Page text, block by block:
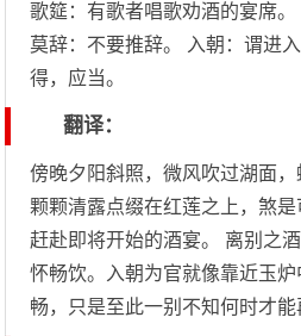
歌筵：有歌者唱歌劝酒的宴席。
莫辞：不要推辞。 入朝：谓进
得，应当。
翻译：
傍晚夕阳斜照，微风吹过湖面，
颗颗清露点缀在红莲之上，煞
赶赴即将开始的酒宴。 离别之
怀畅饮。入朝为官就像靠近玉
畅，只是至此一别不知何时才能